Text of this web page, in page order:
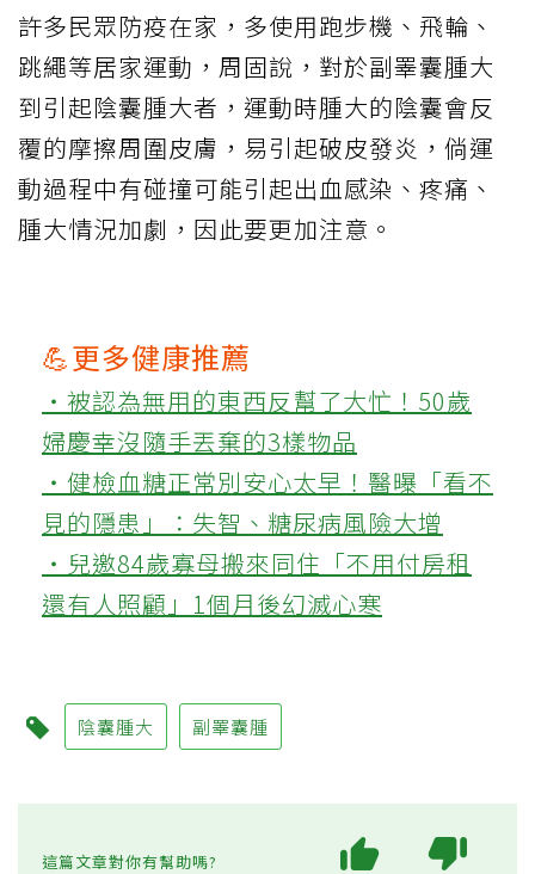
許多民眾防疫在家，多使用跑步機、飛輪、
跳繩等居家運動，周固說，對於副睪囊腫大
到引起陰囊腫大者，運動時腫大的陰囊會反
覆的摩擦周圍皮膚，易引起破皮發炎，倘運
動過程中有碰撞可能引起出血感染、疼痛、
腫大情況加劇，因此要更加注意。
💪更多健康推薦
‧被認為無用的東西反幫了大忙！50歲
婦慶幸沒隨手丟棄的3樣物品
‧健檢血糖正常別安心太早！醫曝「看不
見的隱患」：失智、糖尿病風險大增
‧兒邀84歲寡母搬來同住「不用付房租
還有人照顧」1個月後幻滅心寒
陰囊腫大 副睪囊腫
這篇文章對你有幫助嗎?